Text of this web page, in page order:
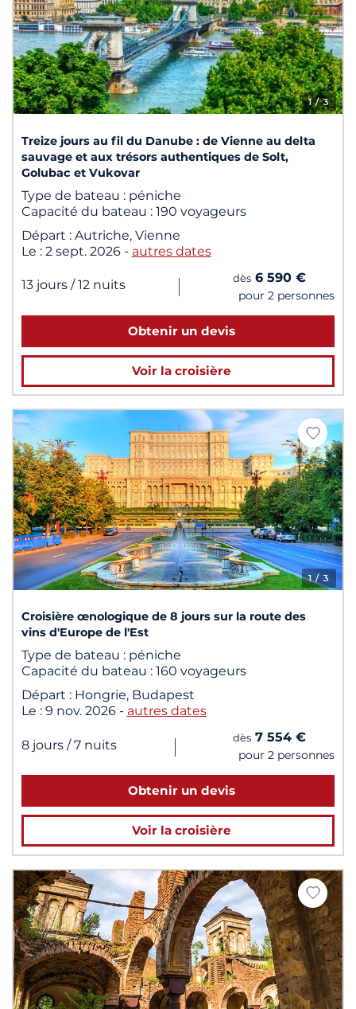
1/ 3
Treize jours au fil du Danube : de Vienne au delta
sauvage et aux trésors authentiques de Solt,
Golubac et Vukovar
Type de bateau : péniche
Capacité du bateau : 190 voyageurs
Départ : Autriche, Vienne
Le : 2 sept. 2026 - autres dates
13 jours / 12 nuits | dès 6 590 €
pour 2 personnes
Obtenir un devis
Voir la croisière
1/ 3
Croisière œnologique de 8 jours sur la route des
vins d'Europe de l'Est
Type de bateau : péniche
Capacité du bateau : 160 voyageurs
Départ : Hongrie, Budapest
Le : 9 nov. 2026 - autres dates
8 jours / 7 nuits | dès 7 554 €
pour 2 personnes
Obtenir un devis
Voir la croisière